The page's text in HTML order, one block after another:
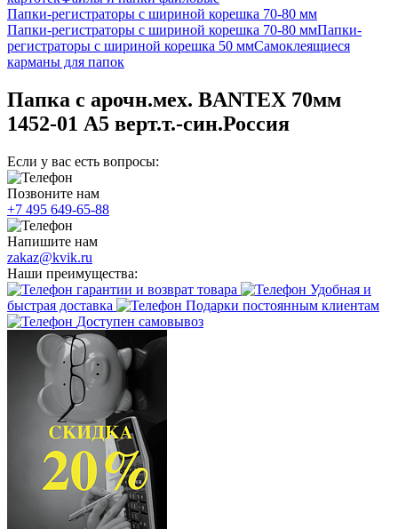
Папки-регистраторы с шириной корешка 70-80 мм
Папки-регистраторы с шириной корешка 70-80 ммПапки-
регистраторы с шириной корешка 50 ммСамоклеящиеся
карманы для папок
Папка с арочн.мех. BANTEX 70мм
1452-01 А5 верт.т.-син.Россия
Если у вас есть вопросы:
Позвоните нам
+7 495 649-65-88
Напишите нам
zakaz@kvik.ru
Наши преимущества:
гарантии и возврат товара
Удобная и
быстрая доставка
Подарки постоянным клиентам
Доступен самовывоз